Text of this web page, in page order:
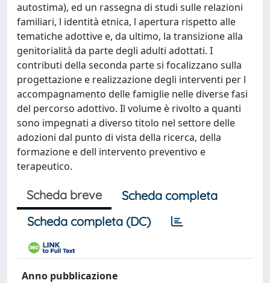
autostima), ed un rassegna di studi sulle relazioni
familiari, l identità etnica, l apertura rispetto alle
tematiche adottive e, da ultimo, la transizione alla
genitorialità da parte degli adulti adottati. I
contributi della seconda parte si focalizzano sulla
progettazione e realizzazione degli interventi per l
accompagnamento delle famiglie nelle diverse fasi
del percorso adottivo. Il volume è rivolto a quanti
sono impegnati a diverso titolo nel settore delle
adozioni dal punto di vista della ricerca, della
formazione e dell intervento preventivo e
terapeutico.
Scheda breve
Scheda completa
Scheda completa (DC)
Anno pubblicazione